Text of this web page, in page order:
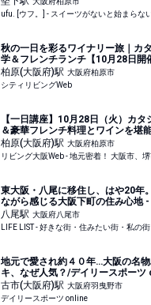
ufu. [ウフ。] - スイーツがないと始まらな
秋の一日を彩るワイナリー旅｜カ
学＆フレンチランチ【10月28日開
グWeb
柏原(大阪府)駅 大阪府柏原市
シティリビングWeb
【一日講座】10月28日（火）カ
＆豪華フレンチ料理とワインを堪
柏原(大阪府)駅 大阪府柏原市
東大阪・八尾に移住し、はや20年
ながら感じる大阪下町の住み心地
街・住みたい街・私の街
八尾駅 大阪府八尾市
LIFE LIST - 好きな街・住みたい街・私の街
地元で愛され約４０年…大阪の名
キ、なぜ人気？/デイリースポーツ
古市(大阪府)駅 大阪府羽曳野市
デイリースポーツ online